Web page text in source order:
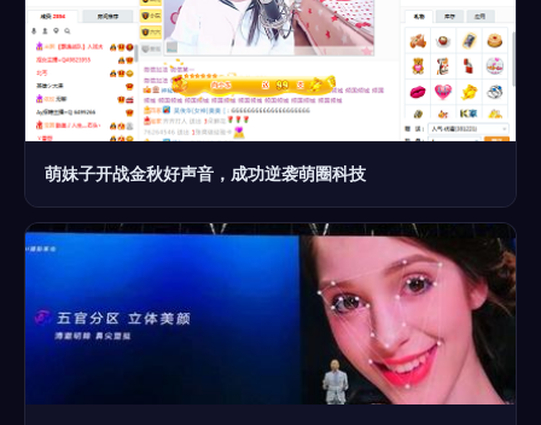
萌妹子开战金秋好声音，成功逆袭萌圈科技